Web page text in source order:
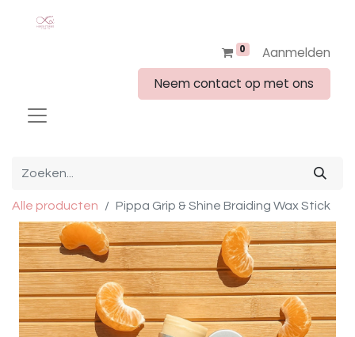
0
Aanmelden
Neem contact op met ons
Alle producten Pippa Grip & Shine Braiding Wax Stick